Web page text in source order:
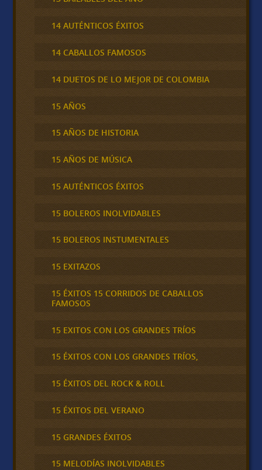
14 AUTÉNTICOS ÉXITOS
14 CABALLOS FAMOSOS
14 DUETOS DE LO MEJOR DE COLOMBIA
15 AÑOS
15 AÑOS DE HISTORIA
15 AÑOS DE MÚSICA
15 AUTÉNTICOS ÉXITOS
15 BOLEROS INOLVIDABLES
15 BOLEROS INSTUMENTALES
15 EXITAZOS
15 ÉXITOS 15 CORRIDOS DE CABALLOS
FAMOSOS
15 EXITOS CON LOS GRANDES TRÍOS
15 ÉXITOS CON LOS GRANDES TRÍOS,
15 ÉXITOS DEL ROCK & ROLL
15 ÉXITOS DEL VERANO
15 GRANDES ÉXITOS
15 MELODÍAS INOLVIDABLES